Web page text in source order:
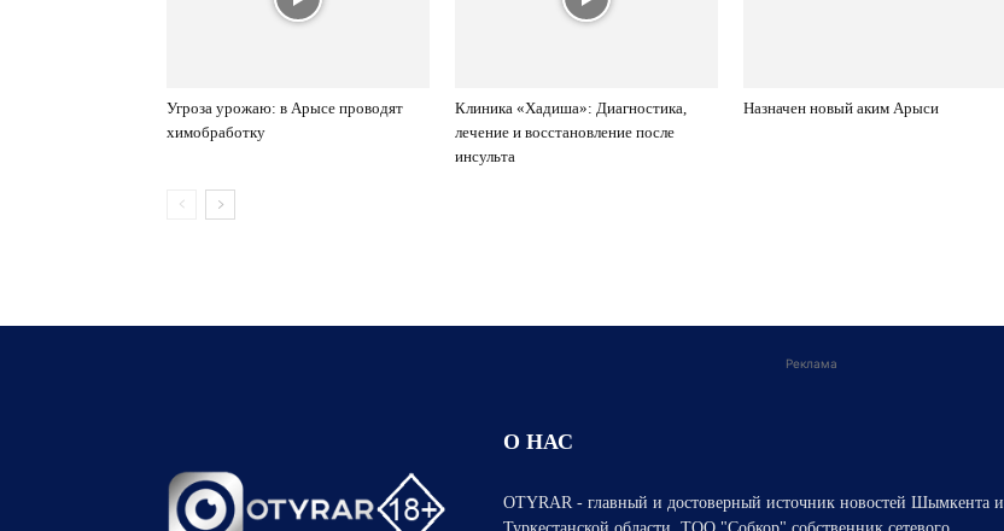
Угроза урожаю: в Арысе проводят
химобработку
Клиника «Хадиша»: Диагностика,
лечение и восстановление после
инсульта
Назначен новый аким Арыси
Реклама
О НАС
OTYRAR - главный и достоверный источник новостей Шымкента и